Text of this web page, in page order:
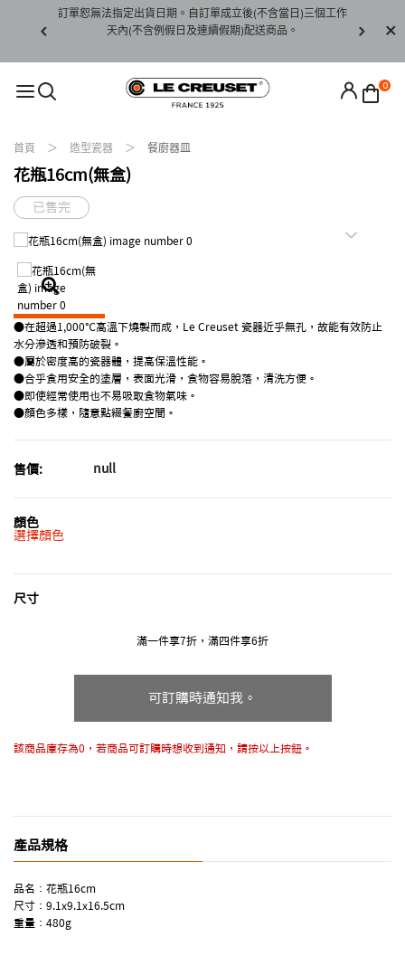
下水)，若
訂單恕無法指定出貨日期。自訂單成立後(不含當日)三個工作
天內(不含例假日及連續假期)配送商品。
請至
0
首頁 造型瓷器 餐廚器皿
花瓶16cm(無盒)
已售完
●在超過1,000℃高溫下燒製而成，Le Creuset 瓷器近乎無孔，故能有效防止
水分滲透和預防破裂。
●屬於密度高的瓷器體，提高保溫性能。
●合乎食用安全的塗層，表面光滑，食物容易脫落，清洗方便。
●即使經常使用也不易吸取食物氣味。
●顏色多樣，隨意點綴餐廚空間。
售價: null
顏色
選擇顏色
尺寸
滿一件享7折，滿四件享6折
可訂購時通知我。
該商品庫存為0，若商品可訂購時想收到通知，請按以上按鈕。
產品規格
品名：花瓶16cm
尺寸：9.1x9.1x16.5cm
重量：480g